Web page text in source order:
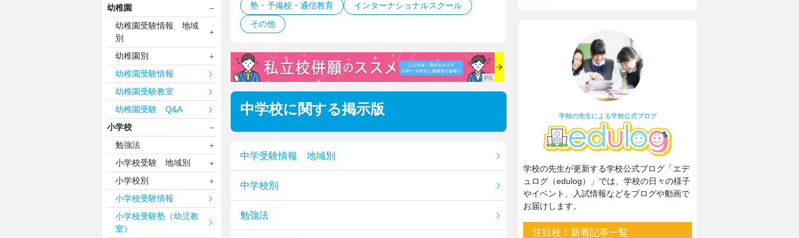
塾・予備校・通信教育
インターナショナルスクール
その他
中学校に関する掲示版
中学受験情報 地域別
中学校別
勉強法
幼稚園
幼稚園受験情報 地域
別
幼稚園別
幼稚園受験情報
幼稚園受験教室
幼稚園受験 Q&A
小学校
勉強法
小学校受験 地域別
小学校別
小学校受験情報
小学校受験塾（幼児教
室）
学校の先生による学校公式ブログ
学校の先生が更新する学校公式ブログ「エデ
ュログ（edulog）」では、学校の日々の様子
やイベント、入試情報などをブログや動画で
お届けします。
注目校！新着記事一覧